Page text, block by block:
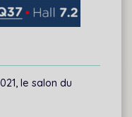
le salon du